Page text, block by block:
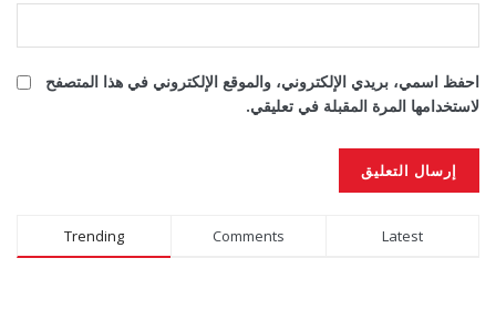
احفظ اسمي، بريدي الإلكتروني، والموقع الإلكتروني في هذا المتصفح
لاستخدامها المرة المقبلة في تعليقي.
Alternative:
Trending Comments Latest